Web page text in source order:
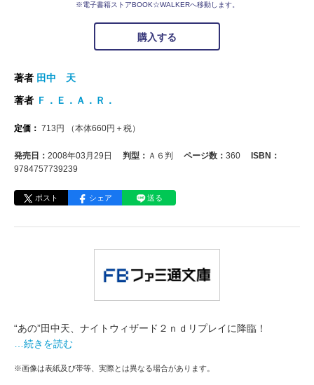
※電子書籍ストアBOOK☆WALKERへ移動します。
購入する
著者 田中 天
著者 Ｆ．Ｅ．Ａ．Ｒ．
定価： 713 円 （本体660円＋税）
発売日： 2008年03月29日 判型： Ａ６判 ページ数： 360
ISBN：
9784757739239
ポスト シェア 送る
“あの”田中天、ナイトウィザード２ｎｄリプレイに降臨！
…続きを読む
※画像は表紙及び帯等、実際とは異なる場合があります。